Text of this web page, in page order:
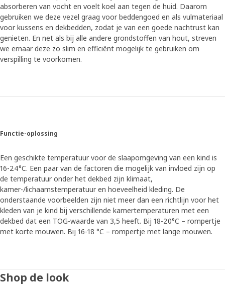
absorberen van vocht en voelt koel aan tegen de huid. Daarom
gebruiken we deze vezel graag voor beddengoed en als vulmateriaal
voor kussens en dekbedden, zodat je van een goede nachtrust kan
genieten. En net als bij alle andere grondstoffen van hout, streven
we ernaar deze zo slim en efficiënt mogelijk te gebruiken om
verspilling te voorkomen.
Functie-oplossing
Een geschikte temperatuur voor de slaapomgeving van een kind is
16-24°C. Een paar van de factoren die mogelijk van invloed zijn op
de temperatuur onder het dekbed zijn klimaat,
kamer-/lichaamstemperatuur en hoeveelheid kleding. De
onderstaande voorbeelden zijn niet meer dan een richtlijn voor het
kleden van je kind bij verschillende kamertemperaturen met een
dekbed dat een TOG-waarde van 3,5 heeft. Bij 18-20°C – rompertje
met korte mouwen. Bij 16-18 °C – rompertje met lange mouwen.
Shop de look